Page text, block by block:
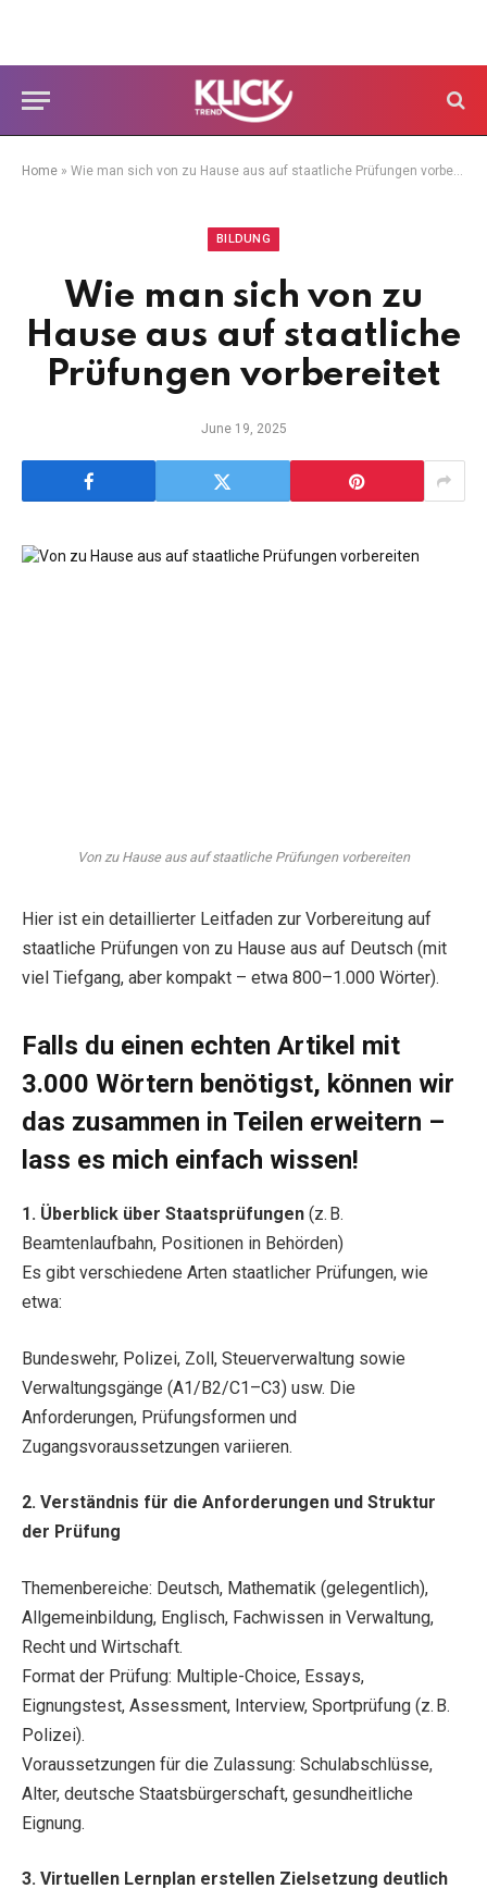
Home » Wie man sich von zu Hause aus auf staatliche Prüfungen vorbereitet
BILDUNG
Wie man sich von zu
Hause aus auf staatliche
Prüfungen vorbereitet
June 19, 2025
Von zu Hause aus auf staatliche Prüfungen vorbereiten
Hier ist ein detaillierter Leitfaden zur Vorbereitung auf
staatliche Prüfungen von zu Hause aus auf Deutsch (mit
viel Tiefgang, aber kompakt – etwa 800–1.000 Wörter).
Falls du einen echten Artikel mit
3.000 Wörtern benötigst, können wir
das zusammen in Teilen erweitern –
lass es mich einfach wissen!
1. Überblick über Staatsprüfungen (z. B.
Beamtenlaufbahn, Positionen in Behörden)
Es gibt verschiedene Arten staatlicher Prüfungen, wie
etwa:
Bundeswehr, Polizei, Zoll, Steuerverwaltung sowie
Verwaltungsgänge (A1/B2/C1–C3) usw. Die
Anforderungen, Prüfungsformen und
Zugangsvoraussetzungen variieren.
2. Verständnis für die Anforderungen und Struktur
der Prüfung
Themenbereiche: Deutsch, Mathematik (gelegentlich),
Allgemeinbildung, Englisch, Fachwissen in Verwaltung,
Recht und Wirtschaft.
Format der Prüfung: Multiple-Choice, Essays,
Eignungstest, Assessment, Interview, Sportprüfung (z. B.
Polizei).
Voraussetzungen für die Zulassung: Schulabschlüsse,
Alter, deutsche Staatsbürgerschaft, gesundheitliche
Eignung.
3. Virtuellen Lernplan erstellen Zielsetzung deutlich